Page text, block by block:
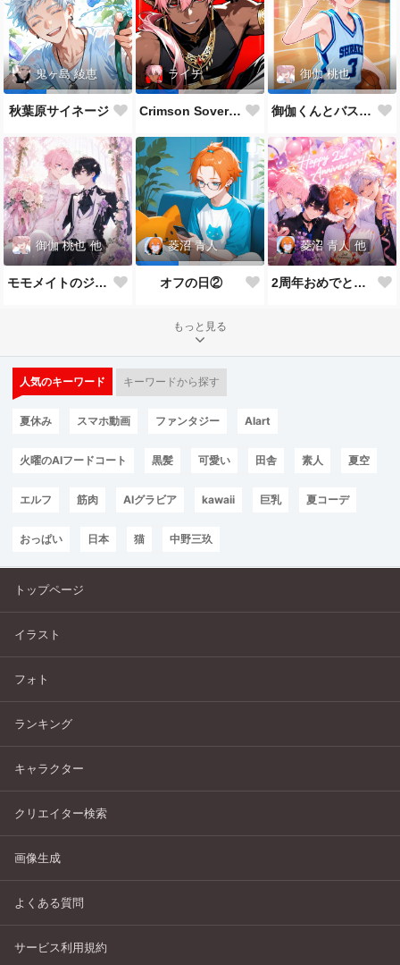
鬼ヶ島 綾恵
秋葉原サイネージ
ライチ
Crimson Sovereign👑
御伽 桃也
御伽くんとバスケ🏀
御伽 桃也 他
モモメイトのジューンブライド*:✨\( ॑˘ ॑◍\ 💒💍 ﾉ◍ ॑˘ ॑ )ﾉ✨:*
菱沼 青人
オフの日②
菱沼 青人 他
2周年おめでとうございます🎉🎂
もっと見る
人気のキーワード キーワードから探す
夏休み スマホ動画 ファンタジー AIart
火曜のAIフードコート 黒髪 可愛い 田舎 素人 夏空
エルフ 筋肉 AIグラビア kawaii 巨乳 夏コーデ
おっぱい 日本 猫 中野三玖
トップページ
イラスト
フォト
ランキング
キャラクター
クリエイター検索
画像生成
よくある質問
サービス利用規約